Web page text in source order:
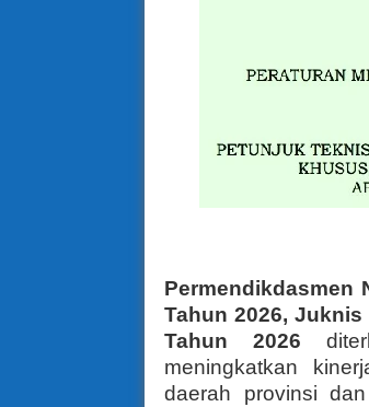
Permendikdasmen
Tahun 2026,
Tahun 2026
meningkatkan
daerah provinsi